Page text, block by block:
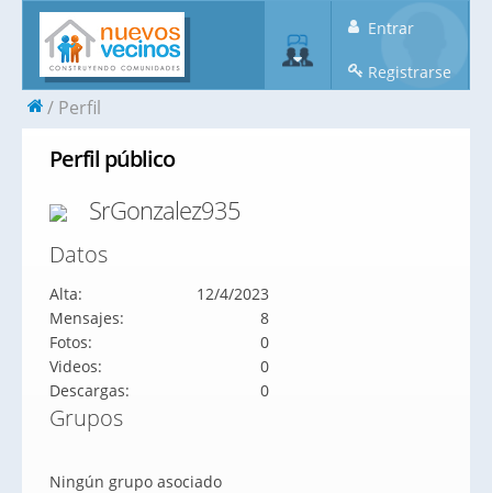
Entrar
Registrarse
Perfil
Perfil público
SrGonzalez935
Datos
Alta:
12/4/2023
Mensajes:
8
Fotos:
0
Videos:
0
Descargas:
0
Grupos
Ningún grupo asociado